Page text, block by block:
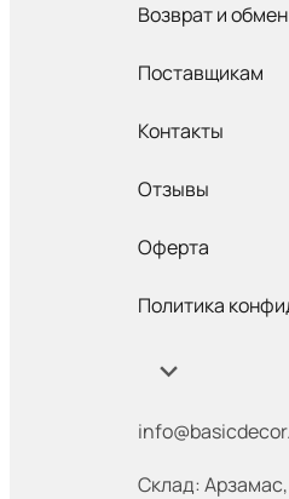
Возврат и обмен
Поставщикам
Контакты
Отзывы
Оферта
Политика
Склад: Арзамас